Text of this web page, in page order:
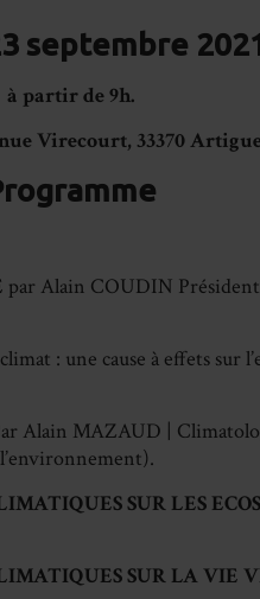
septembre
à partir de 9h.
Virecourt, 33370
par Alain COUDIN Président
: une cause à effets sur
Alain MAZAUD |
SUR LES
SUR LA VIE